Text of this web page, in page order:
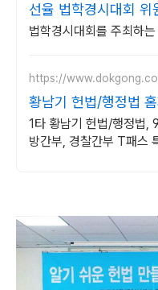
선율 법학경시대회 위
법학경시대회를 주최하
https://
황남기 헌법/행정법
명중 1명 합격!
1타 황남기 헌법/행정법,
방간부, 경찰간부 T패스